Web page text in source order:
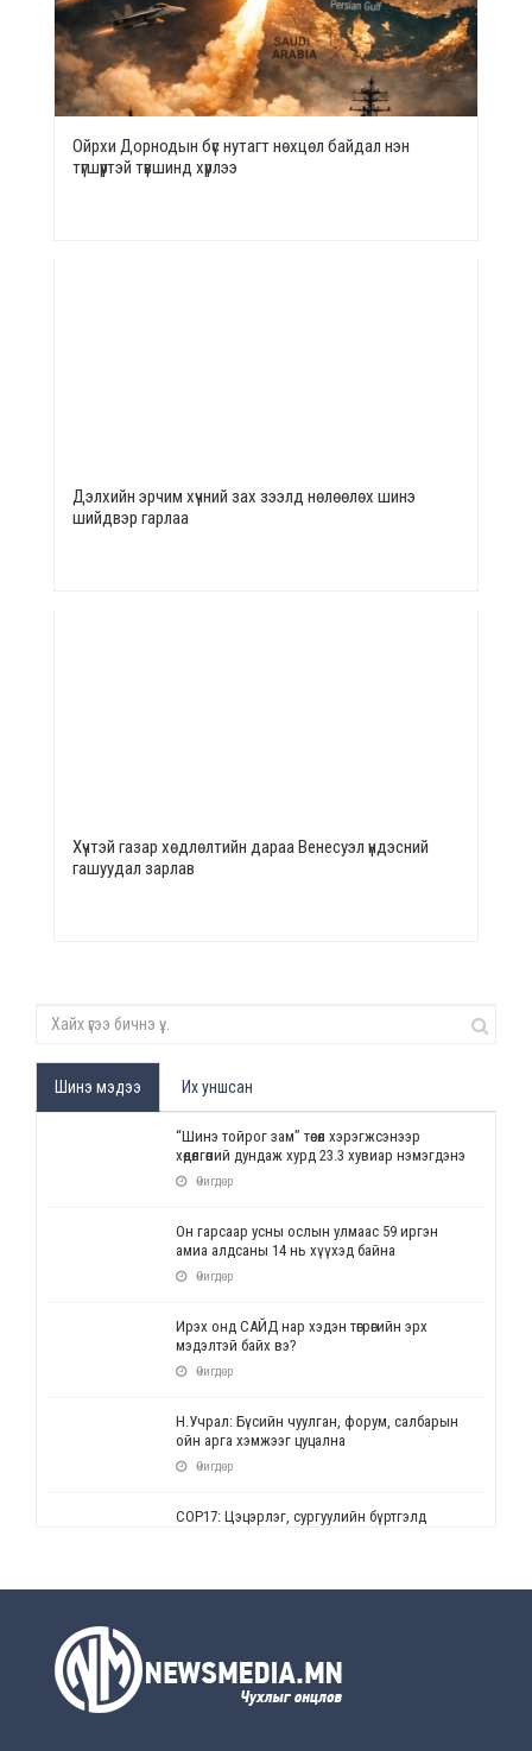
Ойрхи Дорнодын бүс нутагт нөхцөл байдал нэн
түгшүүртэй түвшинд хүрлээ
Дэлхийн эрчим хүчний зах зээлд нөлөөлөх шинэ
шийдвэр гарлаа
Хүчтэй газар хөдлөлтийн дараа Венесуэл үндэсний
гашуудал зарлав
Шинэ мэдээ Их уншсан
“Шинэ тойрог зам” төсөл хэрэгжсэнээр
хөдөлгөөний дундаж хурд 23.3 хувиар нэмэгдэнэ
Өчигдөр
Он гарсаар усны ослын улмаас 59 иргэн
амиа алдсаны 14 нь хүүхэд байна
Өчигдөр
Ирэх онд САЙД нар хэдэн төгрөгийн эрх
мэдэлтэй байх вэ?
Өчигдөр
Н.Учрал: Бүсийн чуулган, форум, салбарын
ойн арга хэмжээг цуцална
Өчигдөр
СОР17: Цэцэрлэг, сургуулийн бүртгэлд
Өчигдөр